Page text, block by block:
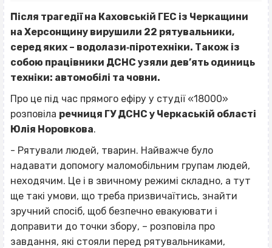
Після трагедії на Каховській ГЕС із Черкащини
на Херсонщину вирушили 22 рятувальники,
серед яких – водолази‐піротехніки. Також із
собою працівники ДСНС узяли дев’ять одиниць
техніки: автомобілі та човни.
Про це під час прямого ефіру у студії «18000»
розповіла речниця ГУ ДСНС у Черкаській області
Юлія Норовкова.
- Рятували людей, тварин. Найважче було
надавати допомогу маломобільним групам людей,
неходячим. Це і в звичному режимі складно, а тут
ще такі умови, що треба призвичаїтись, знайти
зручний спосіб, щоб безпечно евакуювати і
доправити до точки збору, – розповіла про
завдання, які стояли перед рятувальниками,